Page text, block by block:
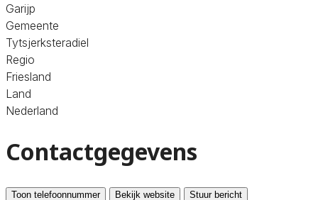
Garijp
Gemeente
Tytsjerksteradiel
Regio
Friesland
Land
Nederland
Contactgegevens
Toon telefoonnummer Bekijk website Stuur bericht